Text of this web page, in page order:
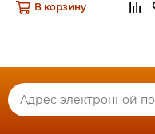
В корзину